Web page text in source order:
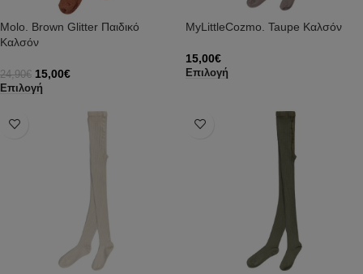
Molo. Brown Glitter Παιδικό
Καλσόν
24,90€ 15,00€
Επιλογή
MyLittleCozmo. Taupe Καλσόν
15,00€
Επιλογή